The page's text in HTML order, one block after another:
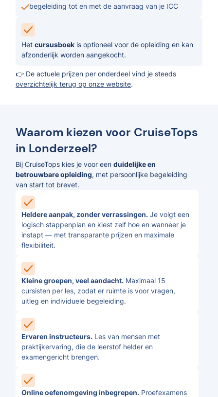
begeleiding tot en met de aanvraag van je ICC
Het cursusboek is optioneel voor de opleiding en kan
afzonderlijk worden aangekocht.
👉 De actuele prijzen per onderdeel vind je steeds
overzichtelijk terug op onze website.
Waarom kiezen voor CruiseTops
in Londerzeel?
Bij CruiseTops kies je voor een duidelijke en
betrouwbare opleiding, met persoonlijke begeleiding
van start tot brevet.
Heldere aanpak, zonder verrassingen. Je volgt een
logisch stappenplan en kiest zelf hoe en wanneer je
instapt — met transparante prijzen en maximale
flexibiliteit.
Kleine groepen, veel aandacht. Maximaal 15
cursisten per les, zodat er ruimte is voor vragen,
uitleg en individuele begeleiding.
Ervaren instructeurs. Les van mensen met
praktijkervaring, die de leerstof helder en
examengericht brengen.
Online oefenomgeving inbegrepen. Proefexamens